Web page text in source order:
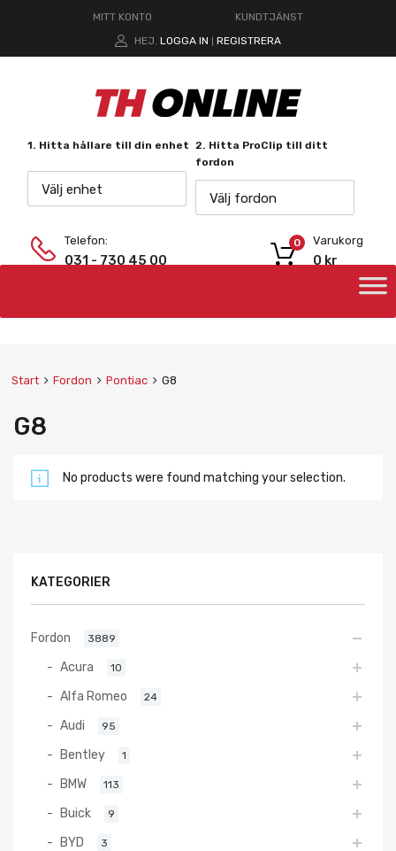
MITT KONTO
KUNDTJÄNST
HEJ. LOGGA IN REGISTRERA
1. Hitta hållare till din enhet
Välj enhet
2. Hitta ProClip till ditt
fordon
Välj fordon
Telefon:
031 - 730 45 00
Varukorg
0 kr
0
Start Fordon Pontiac G8
G8
No products were found matching your selection.
KATEGORIER
Fordon 3889
Acura 10
Alfa Romeo 24
Audi 95
Bentley 1
BMW 113
Buick 9
BYD 3